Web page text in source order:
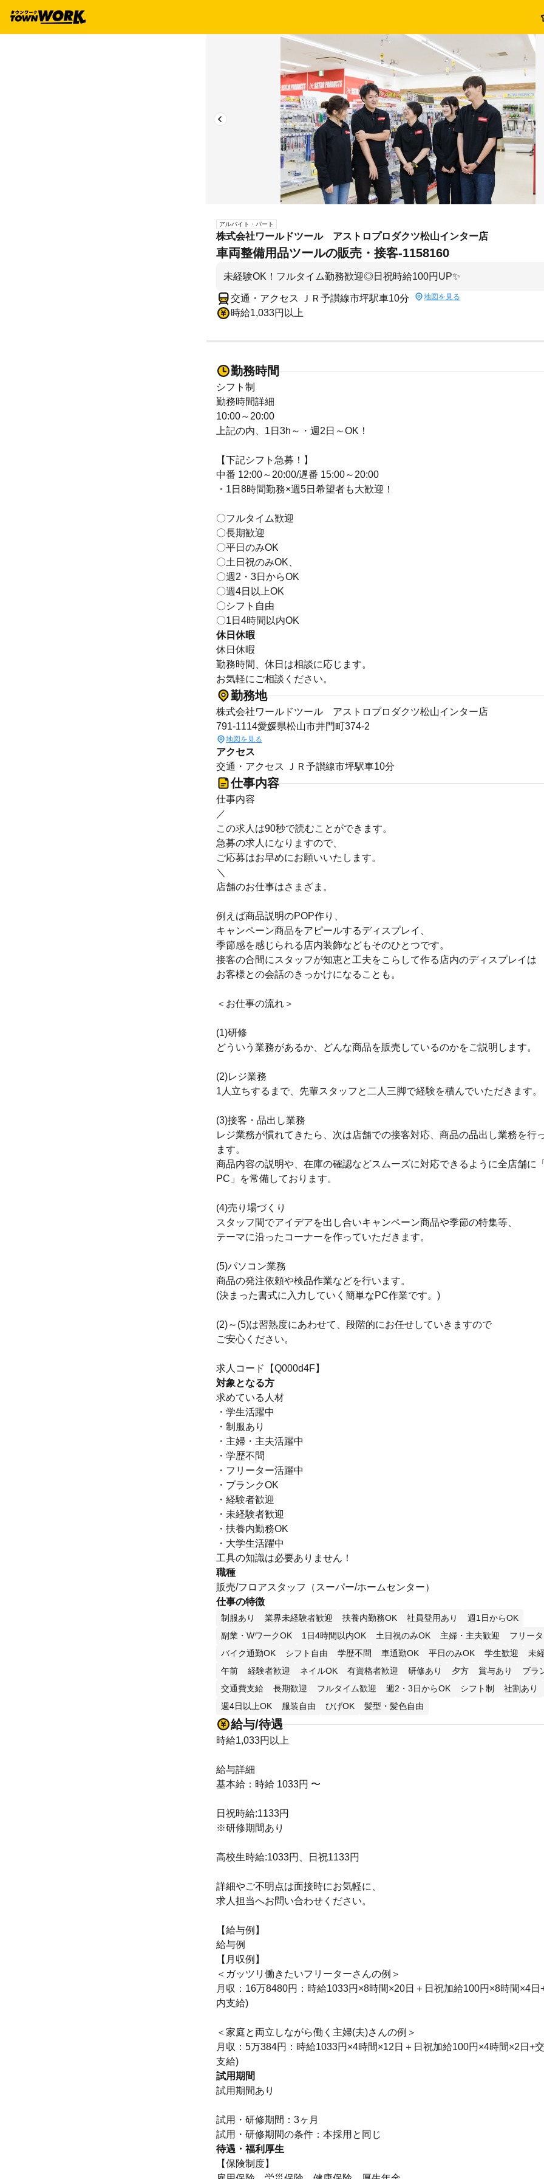
アルバイト・パート
株式会社ワールドツール アストロプロダクツ松山インター店
車両整備用品ツールの販売・接客-1158160
未経験OK！フルタイム勤務歓迎◎日祝時給100円UP✨
交通・アクセス ＪＲ予讃線市坪駅車10分 地図を見る
時給1,033円以上
勤務時間
シフト制
勤務時間詳細
10:00～20:00
上記の内、1日3h～・週2日～OK！
【下記シフト急募！】
中番 12:00～20:00/遅番 15:00～20:00
・1日8時間勤務×週5日希望者も大歓迎！
〇フルタイム歓迎
〇長期歓迎
〇平日のみOK
〇土日祝のみOK、
〇週2・3日からOK
〇週4日以上OK
〇シフト自由
〇1日4時間以内OK
休日休暇
休日休暇
勤務時間、休日は相談に応じます。
お気軽にご相談ください。
勤務地
株式会社ワールドツール アストロプロダクツ松山インター店
791-1114愛媛県松山市井門町374-2
地図を見る
アクセス
交通・アクセス ＪＲ予讃線市坪駅車10分
仕事内容
仕事内容
／
この求人は90秒で読むことができます。
急募の求人になりますので、
ご応募はお早めにお願いいたします。
＼
店舗のお仕事はさまざま。
例えば商品説明のPOP作り、
キャンペーン商品をアピールするディスプレイ、
季節感を感じられる店内装飾などもそのひとつです。
接客の合間にスタッフが知恵と工夫をこらして作る店内のディスプレイは
お客様との会話のきっかけになることも。
＜お仕事の流れ＞
(1)研修
どういう業務があるか、どんな商品を販売しているのかをご説明します。
(2)レジ業務
1人立ちするまで、先輩スタッフと二人三脚で経験を積んでいただきます。
(3)接客・品出し業務
レジ業務が慣れてきたら、次は店舗での接客対応、商品の品出し業務を行
ます。
商品内容の説明や、在庫の確認などスムーズに対応できるように全店舗に
PC」を常備しております。
(4)売り場づくり
スタッフ間でアイデアを出し合いキャンペーン商品や季節の特集等、
テーマに沿ったコーナーを作っていただきます。
(5)パソコン業務
商品の発注依頼や検品作業などを行います。
(決まった書式に入力していく簡単なPC作業です。)
(2)～(5)は習熟度にあわせて、段階的にお任せしていきますので
ご安心ください。
求人コード【Q000d4F】
対象となる方
求めている人材
・学生活躍中
・制服あり
・主婦・主夫活躍中
・学歴不問
・フリーター活躍中
・ブランクOK
・経験者歓迎
・未経験者歓迎
・扶養内勤務OK
・大学生活躍中
工具の知識は必要ありません！
職種
販売/フロアスタッフ（スーパー/ホームセンター）
仕事の特徴
制服あり 業界未経験者歓迎 扶養内勤務OK 社員登用あり
週1日からOK
副業・WワークOK
1日4時間以内OK 土日祝のみOK 主婦・主夫歓迎
フリー
バイク通勤OK
シフト自由 学歴不問 車通勤OK 平日のみOK 学生歓迎
未
午前
経験者歓迎 ネイルOK 有資格者歓迎 研修あり 夕方 賞与あり
ブラ
交通費支給
長期歓迎 フルタイム歓迎 週2・3日からOK シフト制 社割あり
週4日以上OK
服装自由 ひげOK 髪型・髪色自由
給与/待遇
時給1,033円以上
給与詳細
基本給：時給 1033円 〜
日祝時給:1133円
※研修期間あり
高校生時給:1033円、日祝1133円
詳細やご不明点は面接時にお気軽に、
求人担当へお問い合わせください。
【給与例】
給与例
【月収例】
＜ガッツリ働きたいフリーターさんの例＞
月収：16万8480円：時給1033円×8時間×20日＋日祝加給100円×8時間×4日
内支給)
＜家庭と両立しながら働く主婦(夫)さんの例＞
月収：5万384円：時給1033円×4時間×12日＋日祝加給100円×4時間×2日+
支給)
試用期間
試用期間あり
試用・研修期間：3ヶ月
待遇・福利厚生
【保険制度】